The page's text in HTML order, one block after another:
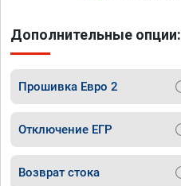
Дополнительные опции:
Прошивка Евро 2
Отключение ЕГР
Возврат стока